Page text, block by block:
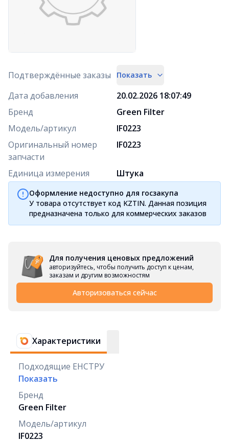
Подтверждённые заказы Показать
Дата добавления
20.02.2026 18:07:49
Бренд
Green Filter
Модель/артикул
IF0223
Оригинальный номер
запчасти
IF0223
Единица измерения Штука
Оформление недоступно для госзакупа
У товара отсутствует код KZTIN. Данная позиция
предназначена только для коммерческих заказов
Для получения ценовых предложений
авторизуйтесь, чтобы получить доступ к ценам,
заказам и другим возможностям
Авторизоваться сейчас
Характеристики
Подходящие ЕНСТРУ
Показать
Бренд
Green Filter
Модель/артикул
IF0223